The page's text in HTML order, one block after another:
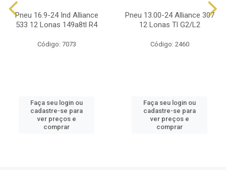
Pneu 16.9-24 Ind Alliance
533 12 Lonas 149a8tl R4
Código: 7073
Faça seu login ou
cadastre-se para
ver preços e
comprar
Pneu 13.00-24 Alliance 307
12 Lonas Tl G2/L2
Código: 2460
Faça seu login ou
cadastre-se para
ver preços e
comprar